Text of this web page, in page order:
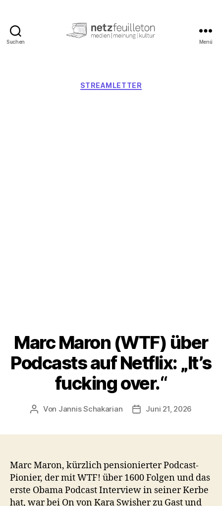
Suchen Menü
Kategorien
STREAMLETTER
Marc Maron (WTF) über
Podcasts auf Netflix: „It’s
fucking over.“
Beitragsautor
Von Jannis Schakarian Juni 21, 2026
Marc Maron, kürzlich pensionierter Podcast-
Pionier, der mit WTF! über 1600 Folgen und das
erste Obama Podcast Interview in seiner Kerbe
hat, war bei On von Kara Swisher zu Gast und